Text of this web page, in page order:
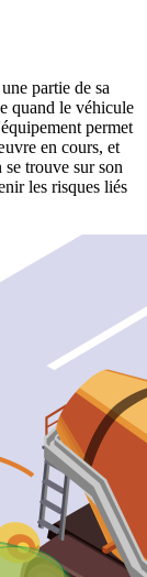
partie de sa
quand le véhicule
permet
en cours, et
trouve sur son
les risques liés